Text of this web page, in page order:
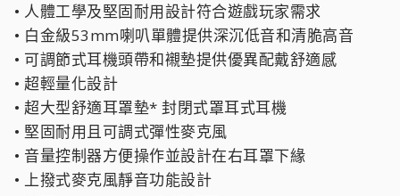
• 人體工學及堅固耐用設計符合遊戲玩家需求
• 白金級53mm喇叭單體提供深沉低音和清脆高音
• 可調節式耳機頭帶和襯墊提供優異配戴舒適感
• 超輕量化設計
• 超大型舒適耳罩墊* 封閉式罩耳式耳機
• 堅固耐用且可調式彈性麥克風
• 音量控制器方便操作並設計在右耳罩下緣
• 上撥式麥克風靜音功能設計